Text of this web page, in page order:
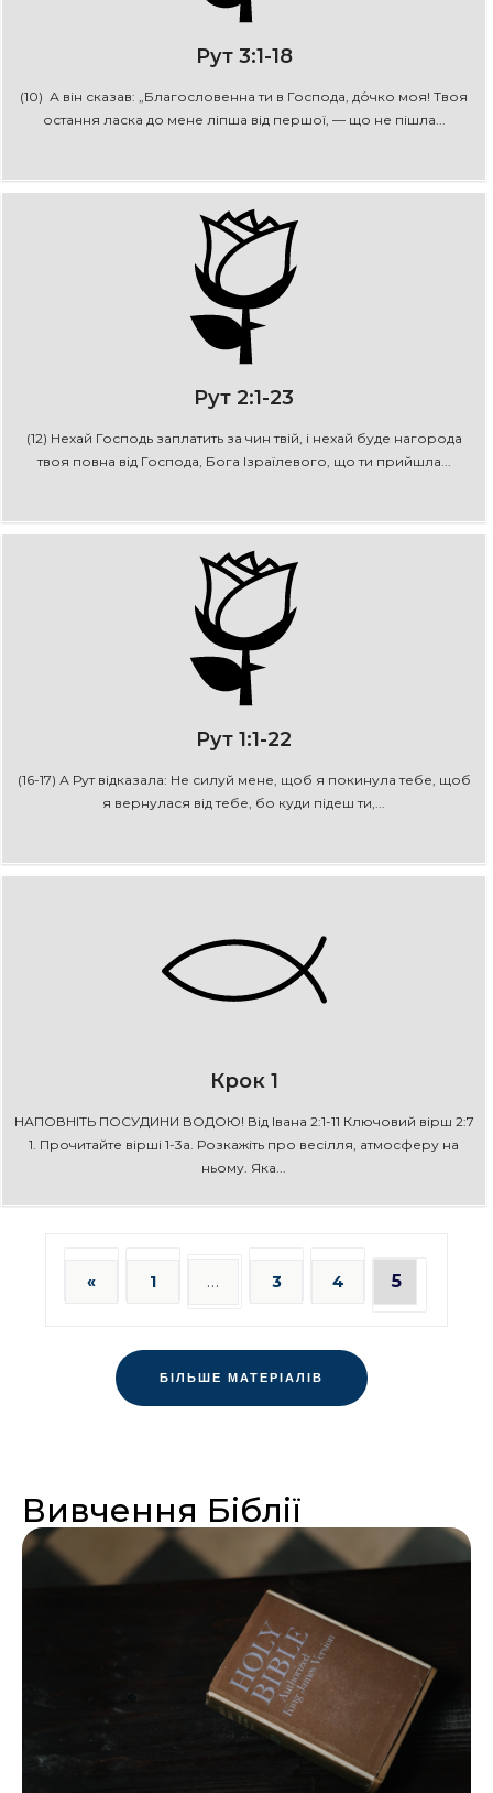
Рут 3:1-18
(10) А він сказав: „Благословенна ти в Господа, до́чко моя! Твоя
остання ласка до мене ліпша від першої, — що не пішла...
Рут 2:1-23
(12) Нехай Господь заплатить за чин твій, і нехай буде нагорода
твоя повна від Господа, Бога Ізраїлевого, що ти прийшла...
Рут 1:1-22
(16-17) А Рут відказала: Не силуй мене, щоб я покинула тебе, щоб
я вернулася від тебе, бо куди підеш ти,...
Крок 1
НАПОВНІТЬ ПОСУДИНИ ВОДОЮ! Від Івана 2:1-11 Ключовий вірш 2:7
1. Прочитайте вірші 1-3а. Розкажіть про весілля, атмосферу на
ньому. Яка...
« 1 … 3 4 5
БІЛЬШЕ МАТЕРІАЛІВ
Вивчення Біблії